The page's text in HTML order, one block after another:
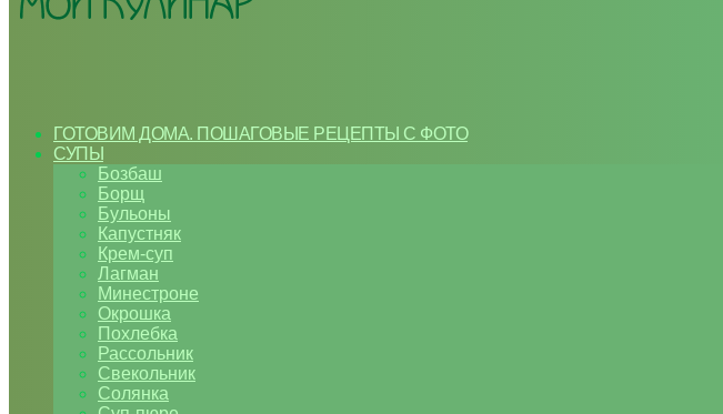
ГОТОВИМ ДОМА. ПОШАГОВЫЕ РЕЦЕПТЫ С ФОТО
СУПЫ
Бозбаш
Борщ
Бульоны
Капустняк
Крем-суп
Лагман
Минестроне
Окрошка
Похлебка
Рассольник
Свекольник
Солянка